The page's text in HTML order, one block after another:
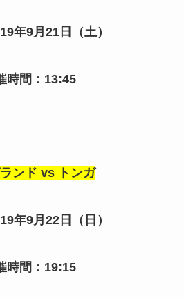
年9月21日（土）
時間：13:45
ンド vs トンガ
年9月22日（日）
時間：19:15